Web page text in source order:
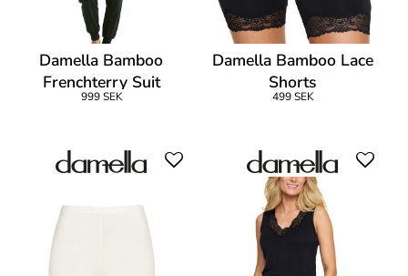
Damella Bamboo
Frenchterry Suit
999 SEK
Damella Bamboo Lace
Shorts
499 SEK